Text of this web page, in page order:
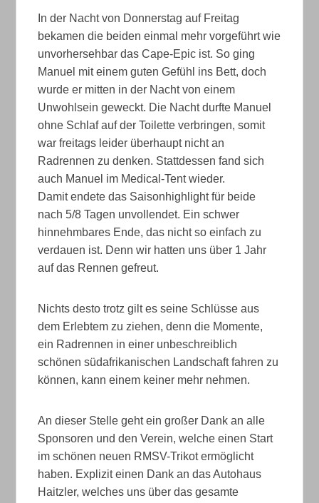
In der Nacht von Donnerstag auf Freitag
bekamen die beiden einmal mehr vorgeführt wie
unvorhersehbar das Cape-Epic ist. So ging
Manuel mit einem guten Gefühl ins Bett, doch
wurde er mitten in der Nacht von einem
Unwohlsein geweckt. Die Nacht durfte Manuel
ohne Schlaf auf der Toilette verbringen, somit
war freitags leider überhaupt nicht an
Radrennen zu denken. Stattdessen fand sich
auch Manuel im Medical-Tent wieder.
Damit endete das Saisonhighlight für beide
nach 5/8 Tagen unvollendet. Ein schwer
hinnehmbares Ende, das nicht so einfach zu
verdauen ist. Denn wir hatten uns über 1 Jahr
auf das Rennen gefreut.
Nichts desto trotz gilt es seine Schlüsse aus
dem Erlebtem zu ziehen, denn die Momente,
ein Radrennen in einer unbeschreiblich
schönen südafrikanischen Landschaft fahren zu
können, kann einem keiner mehr nehmen.
An dieser Stelle geht ein großer Dank an alle
Sponsoren und den Verein, welche einen Start
im schönen neuen RMSV-Trikot ermöglicht
haben. Explizit einen Dank an das Autohaus
Haitzler, welches uns über das gesamte